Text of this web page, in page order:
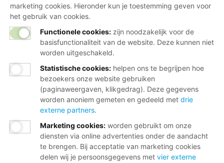
marketing cookies. Hieronder kun je toestemming geven voor
het gebruik van cookies.
Functionele cookies: zijn noodzakelijk voor de
basisfunctionaliteit van de website. Deze kunnen niet
worden uitgeschakeld.
Statistische cookies: helpen ons te begrijpen hoe
bezoekers onze website gebruiken
(paginaweergaven, klikgedrag). Deze gegevens
worden anoniem gemeten en gedeeld met drie
externe partners.
Marketing cookies: worden gebruikt om onze
diensten via online advertenties onder de aandacht
te brengen. Bij acceptatie van marketing cookies
delen wij je persoonsgegevens met vier externe